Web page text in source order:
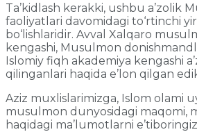
Ta’kidlash kerakki, ushbu a’zolik
faoliyatlari davomidagi to‘rtinchi
bo‘lishlaridir. Avval Xalqaro
kengashi, Musulmon
Islomiy fiqh akademiya kengashi
qilinganlari haqida e’lon qilgan
Aziz muxlislarimizga, Islom olami
musulmon dunyosidagi maqomi,
haqidagi ma’lumotlarni